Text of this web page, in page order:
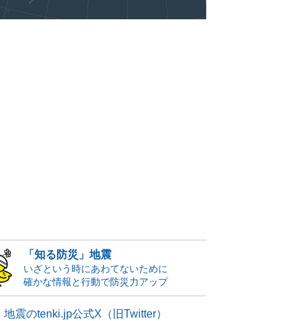
「知る防災」地震
いざという時にあわてないために
確かな情報と行動で防災力アップ
地震のtenki.jp公式X（旧Twitter）